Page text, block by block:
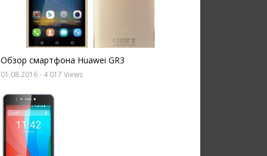
Обзор смартфона Huawei GR3
01.08.2016- 4 017 Views